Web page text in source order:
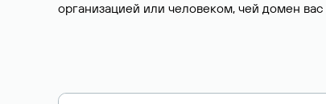
организацией или человеком, чей домен вас